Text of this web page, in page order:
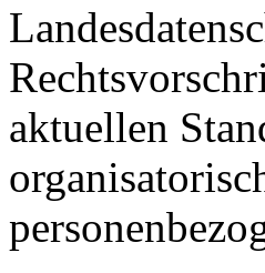
aktuellen